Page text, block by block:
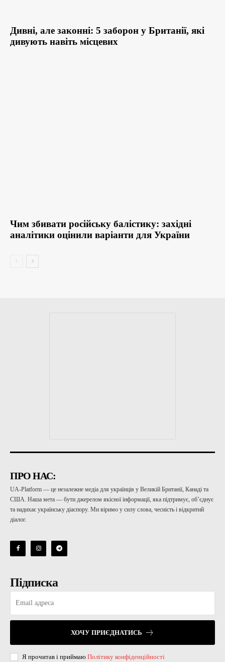
Дивні, але законні: 5 заборон у Британії, які
дивують навіть місцевих
Чим збивати російську балістику: західні
аналітики оцінили варіанти для України
ПРО НАС:
UA-Platform — це незалежне медіа для українців у Великій Британії, Канаді та
США. Наша мета — бути джерелом якісної інформації, яка підтримує, об’єднує
та надихає українську діаспору. Ми віримо у силу слова, чесність і відкритий
діалог.
Підписка
ХОЧУ ПРИЄДНАТИСЬ
Я прочитав і приймаю Політику конфіденційності